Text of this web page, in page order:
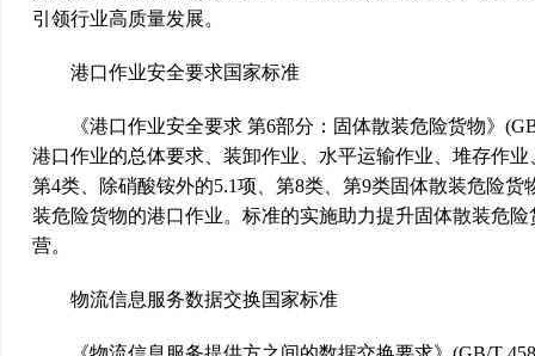
引领行业高质量发展。
港口作业安全要求国家标准
《港口作业安全要求 第6部分：固体散装危险货物》
港口作业的总体要求、装卸作业、水平运输作业、堆存作
第4类、除硝酸铵外的5.1项、第8类、第9类固体散装危险
装危险货物的港口作业。标准的实施助力提升固体散装危
营。
物流信息服务数据交换国家标准